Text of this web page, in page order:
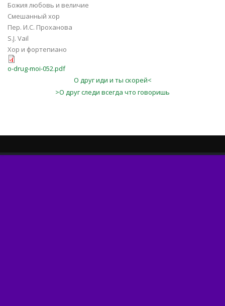
Божия любовь и величие
Смешанный хор
Пер. И.С. Проханова
S.J. Vail
Хор и фортепиано
o-drug-moi-052.pdf
О друг иди и ты скорей<
>О друг следи всегда что говоришь